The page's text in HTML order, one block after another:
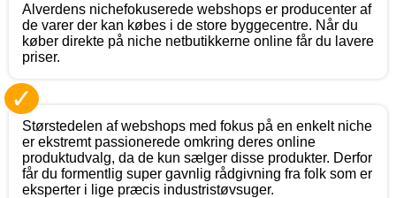
Alverdens nichefokuserede webshops er producenter af
de varer der kan købes i de store byggecentre. Når du
køber direkte på niche netbutikkerne online får du lavere
priser.
✓
Størstedelen af webshops med fokus på en enkelt niche
er ekstremt passionerede omkring deres online
produktudvalg, da de kun sælger disse produkter. Derfor
får du formentlig super gavnlig rådgivning fra folk som er
eksperter i lige præcis industristøvsuger.